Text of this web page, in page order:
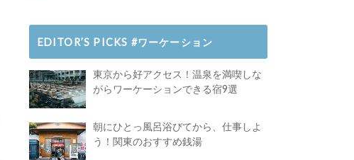
EDITOR’S PICKS #ワーケーション
東京から好アクセス！温泉を満喫しな
がらワーケーションできる宿9選
朝にひとっ風呂浴びてから、仕事しよ
う！関東のおすすめ銭湯